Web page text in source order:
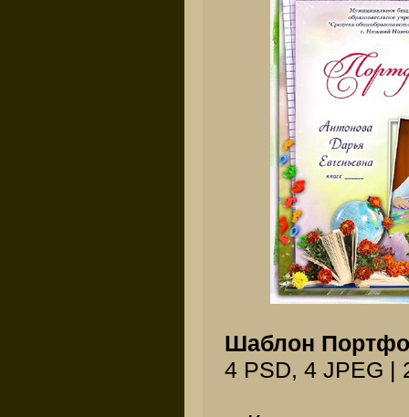
Шаблон
4 PSD, 4 JPEG |